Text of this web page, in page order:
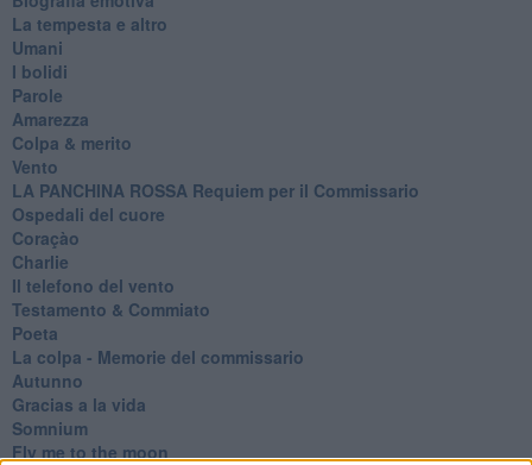
La tempesta e altro
Umani
I bolidi
Parole
Amarezza
Colpa & merito
Vento
​LA PANCHINA ROSSA Requiem per il Commissario
Ospedali del cuore
Coraçào
Charlie
Il telefono del vento
Testamento & Commiato
Poeta
​La colpa - Memorie del commissario
Autunno
Gracias a la vida
Somnium
Fly me to the moon